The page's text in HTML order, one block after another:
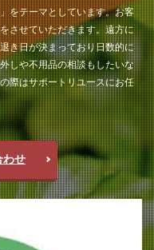
をテーマとしています。お客
させていただきます。遠方に
き日が決まっており日数的に
しや不用品の相談もしたいな
際はサポートリユースにお任
わせ